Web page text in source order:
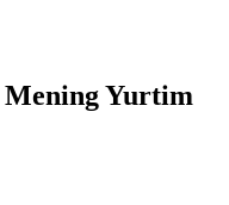
Mening Yurtim